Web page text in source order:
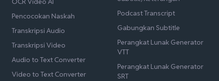
Pencocokan Naskah
Transkripsi Audio
Transkripsi Video
Audio to Text Converter
Video to Text Converter
Podcast Transcript
Gabungkan Subtitle
Perangkat Lunak Generator
VTT
Perangkat Lunak Generator
SRT